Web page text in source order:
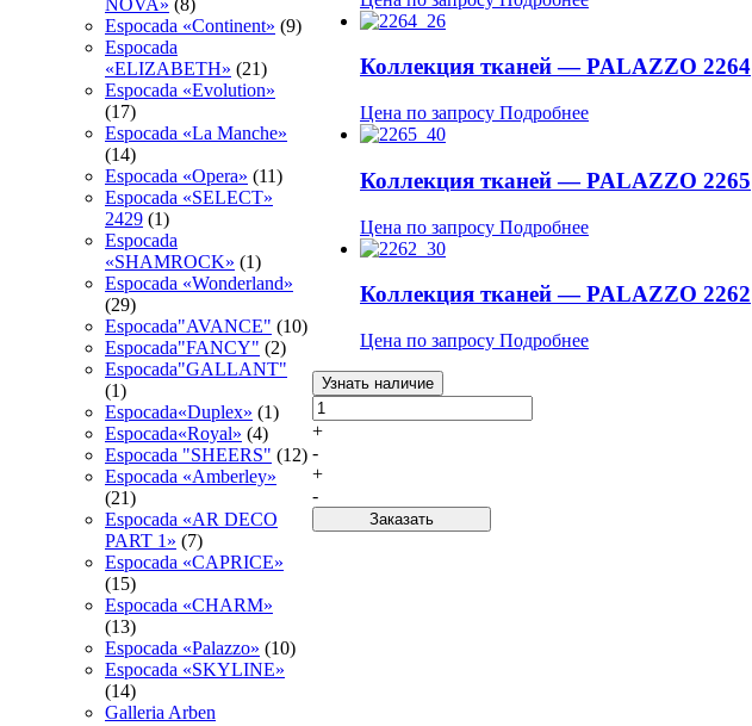
NOVA» (8)
Espocada «Continent» (9)
Espocada
«ELIZABETH» (21)
Espocada «Evolution»
(17)
Espocada «La Manche»
(14)
Espocada «Opera» (11)
Espocada «SELECT»
2429 (1)
Espocada
«SHAMROCK» (1)
Espocada «Wonderland»
(29)
Espocada"AVANCE" (10)
Espocada"FANCY" (2)
Espocada"GALLANT"
(1)
Espocada«Duplex» (1)
Espocada«Royal» (4)
Espocadа "SHEERS" (12)
Espocadа «Amberley»
(21)
Espocadа «AR DECO
PART 1» (7)
Espocadа «CAPRICE»
(15)
Espocadа «CHARM»
(13)
Espocadа «Palazzo» (10)
Espocadа «SKYLINE»
(14)
Galleria Arben
Коллекция тканей — PALAZZO 2264
Цена по запросу Подробнее
Коллекция тканей — PALAZZO 2265
Цена по запросу Подробнее
Коллекция тканей — PALAZZO 2262
Цена по запросу Подробнее
Узнать наличие
+
-
+
-
Заказать